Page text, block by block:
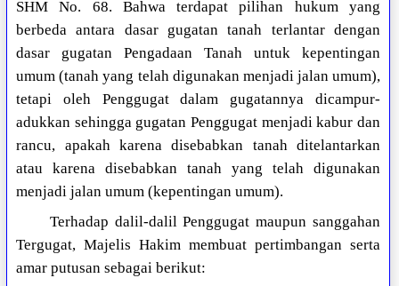
SHM No. 68. Bahwa terdapat pilihan hukum yang
berbeda antara dasar gugatan tanah terlantar dengan
dasar gugatan Pengadaan Tanah untuk kepentingan
umum (tanah yang telah digunakan menjadi jalan umum),
tetapi oleh Penggugat dalam gugatannya dicampur-
adukkan sehingga gugatan Penggugat menjadi kabur dan
rancu, apakah karena disebabkan tanah ditelantarkan
atau karena disebabkan tanah yang telah digunakan
menjadi jalan umum (kepentingan umum).
Terhadap dalil-dalil Penggugat maupun sanggahan
Tergugat, Majelis Hakim membuat pertimbangan serta
amar putusan sebagai berikut: